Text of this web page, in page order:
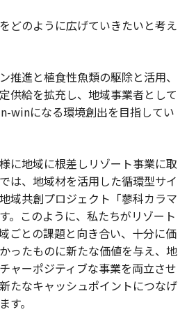
をどのように広げていきたいと考え
推進と植食性魚類の駆除と活用、
供給を拡充し、地域事業者として
winになる環境創出を目指してい
に地域に根差しリゾート事業に取
は、地域材を活用した循環型サイ
域共創プロジェクト「蓼科カラマ
。このように、私たちがリゾート
ごとの課題と向き合い、十分に価
ったものに新たな価値を与え、地
ャーポジティブな事業を両立させ
たなキャッシュポイントにつなげ
す。